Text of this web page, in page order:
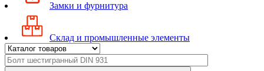
Замки и фурнитура
Склад и промышленные элементы